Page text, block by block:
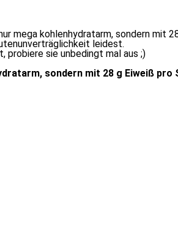
me­ga koh­len­hy­drat­arm, son­dern
leidest.
pro­bie­re sie un­be­dingt mal aus ;)